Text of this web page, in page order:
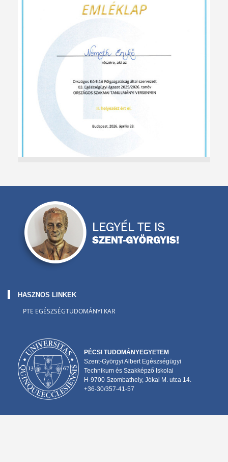
HASZNOS LINKEK
PTE EGÉSZSÉGTUDOMÁNYI KAR
PÉCSI TUDOMÁNYEGYETEM
Szent-Györgyi Albert Egészségügyi
Technikum és Szakképző Iskolai
H-9700 Szombathely, Jókai M. utca 14.
+36-30/357-41-57